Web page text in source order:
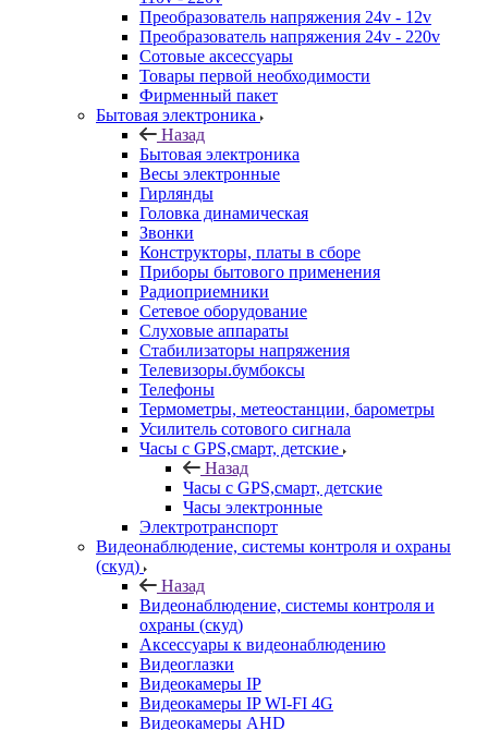
Преобразователь напряжения 24v - 12v
Преобразователь напряжения 24v - 220v
Сотовые аксессуары
Товары первой необходимости
Фирменный пакет
Бытовая электроника
Назад
Бытовая электроника
Весы электронные
Гирлянды
Головка динамическая
Звонки
Конструкторы, платы в сборе
Приборы бытового применения
Радиоприемники
Сетевое оборудование
Слуховые аппараты
Стабилизаторы напряжения
Телевизоры.бумбоксы
Телефоны
Термометры, метеостанции, барометры
Усилитель сотового сигнала
Часы с GPS,смарт, детские
Назад
Часы с GPS,смарт, детские
Часы электронные
Электротранспорт
Видеонаблюдение, системы контроля и охраны
(скуд)
Назад
Видеонаблюдение, системы контроля и
охраны (скуд)
Аксессуары к видеонаблюдению
Видеоглазки
Видеокамеры IP
Видеокамеры IP WI-FI 4G
Видеокамеры AHD